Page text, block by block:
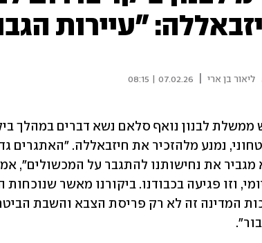
"עיירות
ליאור בן ארי 07.02.26 | 08:15